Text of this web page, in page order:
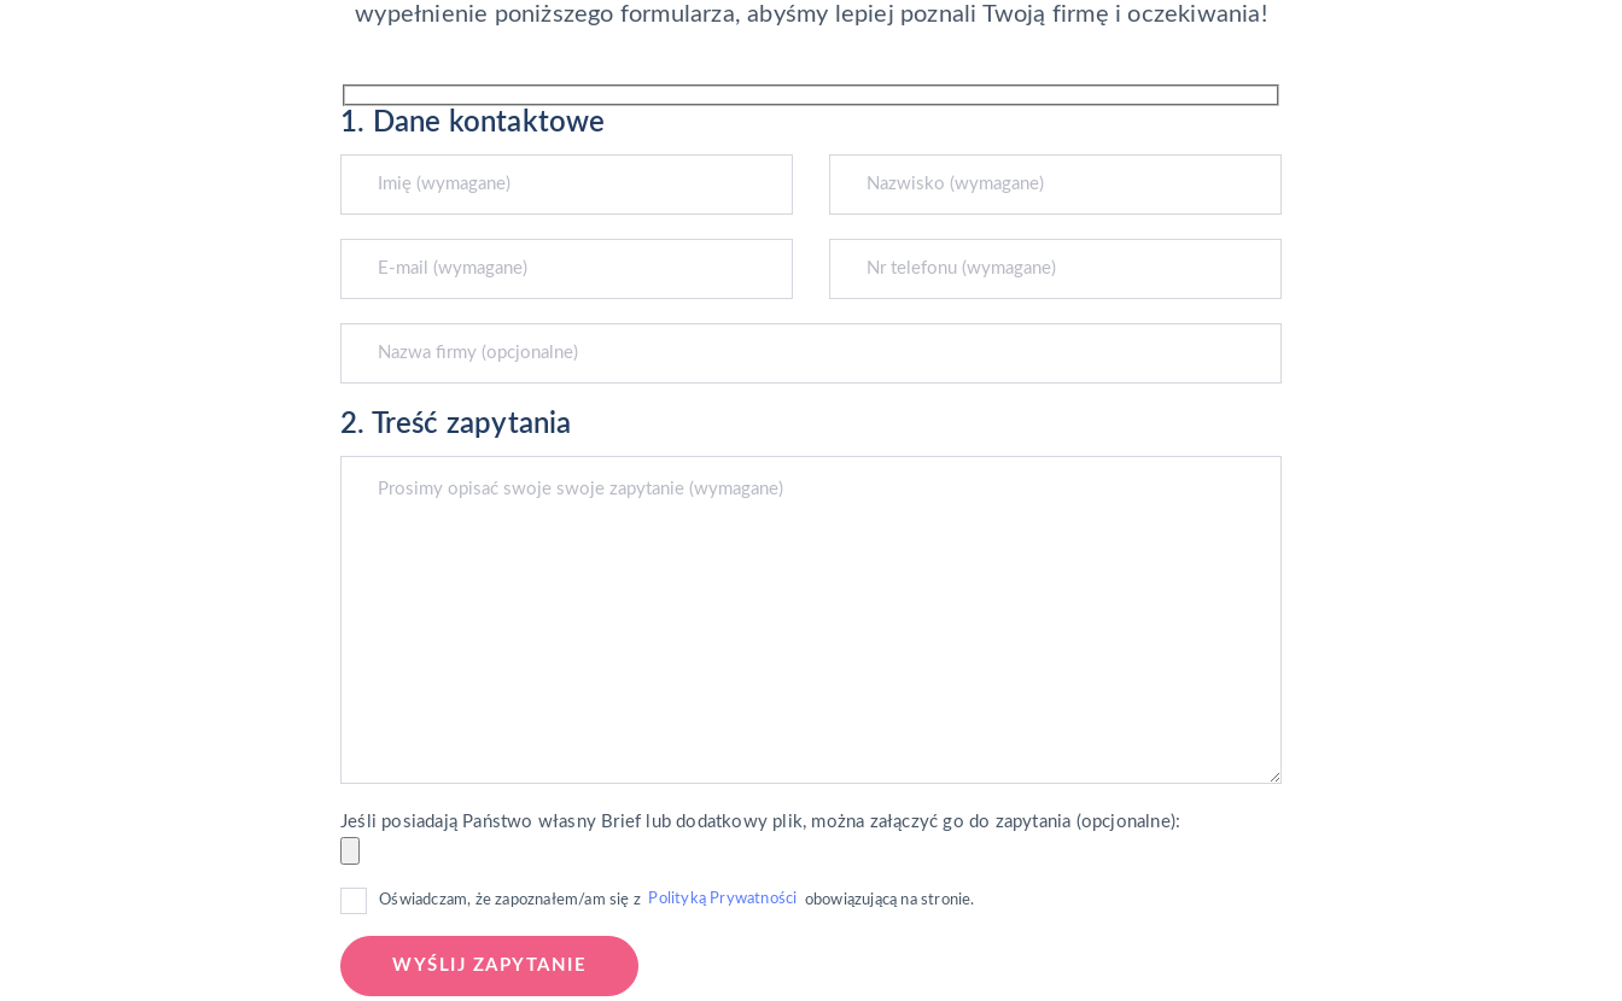
wypełnienie poniższego formularza, abyśmy lepiej poznali Twoją firmę i oczekiwania!
1. Dane kontaktowe
2. Treść zapytania
Jeśli posiadają Państwo własny Brief lub dodatkowy plik, można załączyć go do zapytania (opcjonalne):
Oświadczam, że zapoznałem/am się z Polityką Prywatności obowiązującą na stronie.